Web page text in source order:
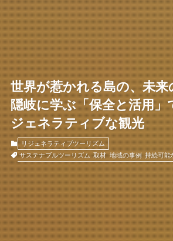
世界が惹かれる島の、未来
隠岐に学ぶ「保全と活用」
ジェネラティブな観光
リジェネラティブツーリズム
サステナブルツーリズム 取材 地域の事例 持続可能